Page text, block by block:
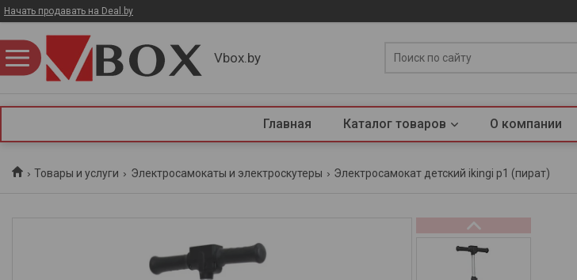
Начать продавать на Deal.by
Vbox.by
Главная Каталог товаров О компании
Товары и услуги Электросамокаты и электроскутеры Электросамокат детский ikingi p1 (пират)